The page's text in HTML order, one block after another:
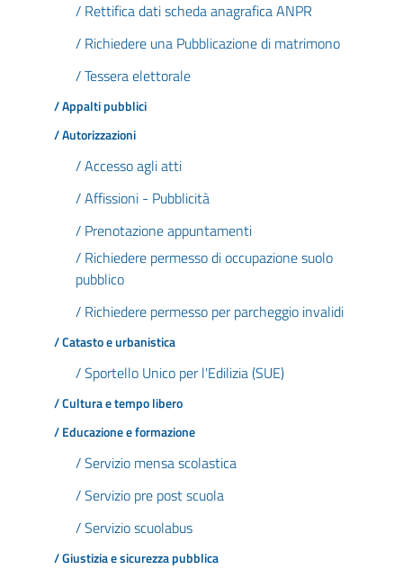
/ Rettifica dati scheda anagrafica ANPR
/ Richiedere una Pubblicazione di matrimono
/ Tessera elettorale
/ Appalti pubblici
/ Autorizzazioni
/ Accesso agli atti
/ Affissioni - Pubblicità
/ Prenotazione appuntamenti
/ Richiedere permesso di occupazione suolo
pubblico
/ Richiedere permesso per parcheggio invalidi
/ Catasto e urbanistica
/ Sportello Unico per l'Edilizia (SUE)
/ Cultura e tempo libero
/ Educazione e formazione
/ Servizio mensa scolastica
/ Servizio pre post scuola
/ Servizio scuolabus
/ Giustizia e sicurezza pubblica